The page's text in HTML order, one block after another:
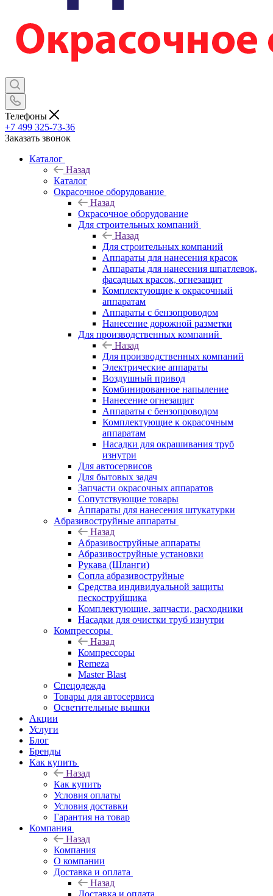
Телефоны
+7 499 325-73-36
Заказать звонок
Каталог
Назад
Каталог
Окрасочное оборудование
Назад
Окрасочное оборудование
Для строительных компаний
Назад
Для строительных компаний
Аппараты для нанесения красок
Аппараты для нанесения шпатлевок,
фасадных красок, огнезащит
Комплектующие к окрасочный
аппаратам
Аппараты с бензопроводом
Нанесение дорожной разметки
Для производственных компаний
Назад
Для производственных компаний
Электрические аппараты
Воздушный привод
Комбинированное напыление
Нанесение огнезащит
Аппараты с бензопроводом
Комплектующие к окрасочным
аппаратам
Насадки для окрашивания труб
изнутри
Для автосервисов
Для бытовых задач
Запчасти окрасочных аппаратов
Сопутствующие товары
Аппараты для нанесения штукатурки
Aбразивоструйные аппараты
Назад
Aбразивоструйные аппараты
Абразивоструйные установки
Рукава (Шланги)
Сопла абразивоструйные
Средства индивидуальной защиты
пескоструйщика
Комплектующие, запчасти, расходники
Насадки для очистки труб изнутри
Компрессоры
Назад
Компрессоры
Remeza
Master Blast
Спецодежда
Товары для автосервиса
Осветительные вышки
Акции
Услуги
Блог
Бренды
Как купить
Назад
Как купить
Условия оплаты
Условия доставки
Гарантия на товар
Компания
Назад
Компания
О компании
Доставка и оплата
Назад
Доставка и оплата